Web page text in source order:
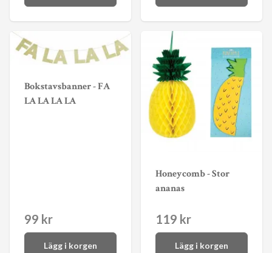
Bokstavsbanner - FA
LA LA LA LA
99 kr
Lägg i korgen
Honeycomb - Stor
ananas
119 kr
Lägg i korgen